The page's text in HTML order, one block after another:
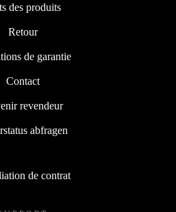
des produits
Retour
de garantie
Contact
revendeur
abfragen
de contrat